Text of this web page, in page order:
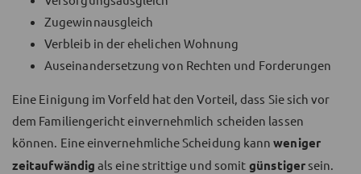
Zugewinnausgleich
Verbleib in der ehelichen Wohnung
Auseinandersetzung von Rechten und Forderungen
Eine Einigung im Vorfeld hat den Vorteil, dass Sie sich vor
dem Familiengericht einvernehmlich scheiden lassen
können. Eine einvernehmliche Scheidung kannweniger
zeitaufwändig als eine strittige und somit günstigersein.